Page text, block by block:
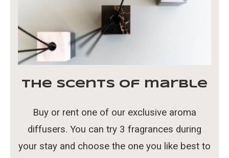
The scents of marble
Buy or rent one of our exclusive aroma
diffusers. You can try 3 fragrances during
your stay and choose the one you like best to